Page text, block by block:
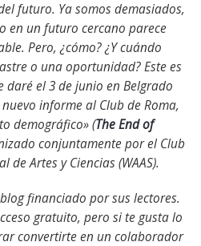
futuro. Ya somos demasiados,
en un futuro cercano parece
Pero, ¿cómo? ¿Y cuándo
o una oportunidad? Este es
daré el 3 de junio en Belgrado
informe al Club de Roma,
demográfico» (The End of
conjuntamente por el Club
de Artes y Ciencias (WAAS).
financiado por sus lectores.
gratuito, pero si te gusta lo
convertirte en un colaborador